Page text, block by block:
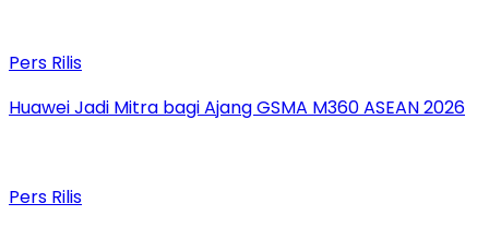
Pers Rilis
Huawei Jadi Mitra bagi Ajang GSMA M360 ASEAN 2026
Pers Rilis